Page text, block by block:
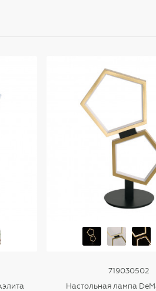
719030502
Настольная лампа